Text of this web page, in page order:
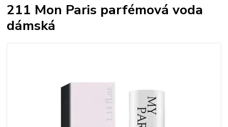
211 Mon Paris parfémová voda
dámská